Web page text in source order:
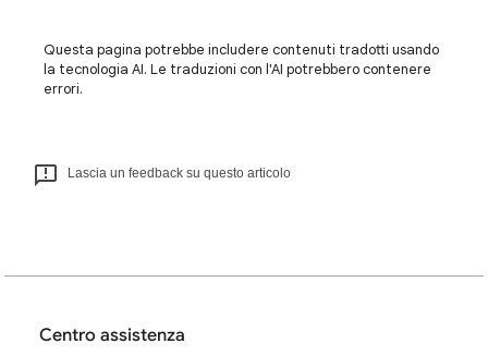
Questa pagina potrebbe includere contenuti tradotti usando
la tecnologia AI. Le traduzioni con l'AI potrebbero contenere
errori.
Lascia un feedback su questo articolo
Centro assistenza